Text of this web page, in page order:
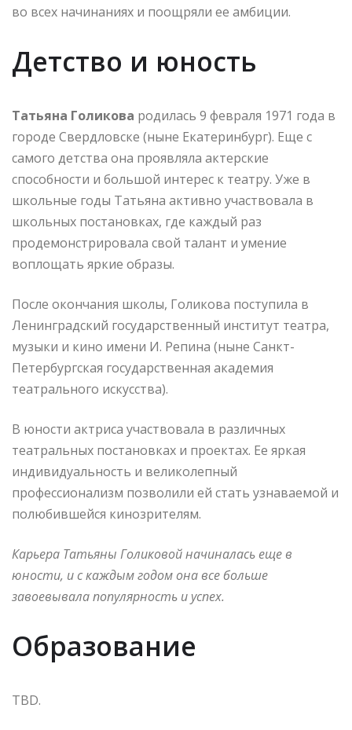
во всех начинаниях и поощряли ее амбиции.
Детство и юность
Татьяна Голикова родилась 9 февраля 1971 года в
городе Свердловске (ныне Екатеринбург). Еще с
самого детства она проявляла актерские
способности и большой интерес к театру. Уже в
школьные годы Татьяна активно участвовала в
школьных постановках, где каждый раз
продемонстрировала свой талант и умение
воплощать яркие образы.
После окончания школы, Голикова поступила в
Ленинградский государственный институт театра,
музыки и кино имени И. Репина (ныне Санкт-
Петербургская государственная академия
театрального искусства).
В юности актриса участвовала в различных
театральных постановках и проектах. Ее яркая
индивидуальность и великолепный
профессионализм позволили ей стать узнаваемой и
полюбившейся кинозрителям.
Карьера Татьяны Голиковой начиналась еще в
юности, и с каждым годом она все больше
завоевывала популярность и успех.
Образование
TBD.